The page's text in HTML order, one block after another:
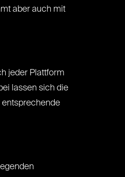
aber auch mit
jeder Plattform
lassen sich die
entsprechende